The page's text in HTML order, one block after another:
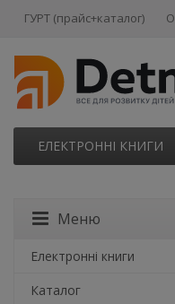
ГУРТ (прайс+каталог)
ЕЛЕКТРОННІ КНИГИ
Меню
Електронні книги
Каталог